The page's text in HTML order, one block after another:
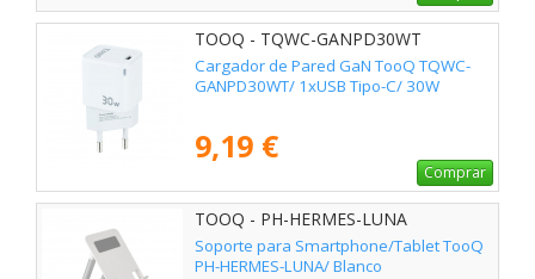
TOOQ - TQWC-GANPD30WT
Cargador de Pared GaN TooQ TQWC-
GANPD30WT/ 1xUSB Tipo-C/ 30W
9,19 €
Comprar
TOOQ - PH-HERMES-LUNA
Soporte para Smartphone/Tablet TooQ
PH-HERMES-LUNA/ Blanco